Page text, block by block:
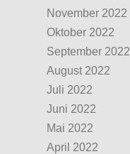
November 2022
Oktober 2022
September 2022
August 2022
Juli 2022
Juni 2022
Mai 2022
April 2022